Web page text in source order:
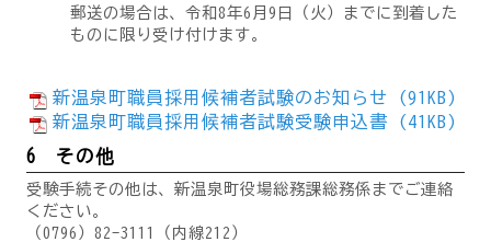
郵送の場合は、令和8年6月9日（火）までに到着した
ものに限り受け付けます。
新温泉町職員採用候補者試験のお知らせ (91KB)
新温泉町職員採用候補者試験受験申込書 (41KB)
6 その他
受験手続その他は、新温泉町役場総務課総務係までご連絡
ください。
（0796）82-3111（内線212）